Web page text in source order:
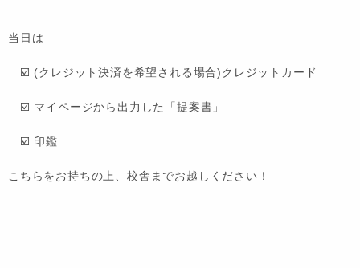
当日は
☑️ (クレジット決済を希望される場合)クレジットカード
☑️ マイページから出力した「提案書」
☑️ 印鑑
こちらをお持ちの上、校舎までお越しください！